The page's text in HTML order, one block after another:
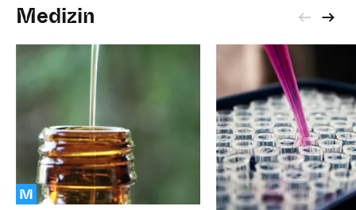
Medizin
M